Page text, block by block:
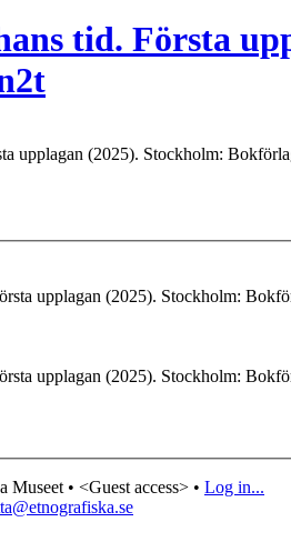
tid. Första
upplagan (2025). Stockholm:
upplagan (2025). Stockholm:
upplagan (2025). Stockholm:
Museet • <Guest access> • Log in...